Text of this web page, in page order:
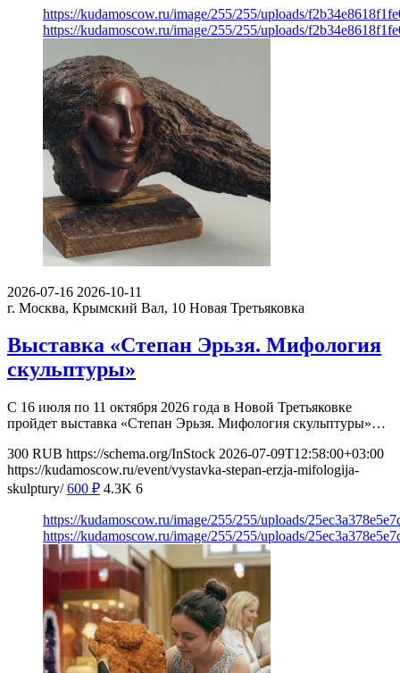
https://kudamoscow.ru/image/255/255/uploads/
https://kudamoscow.ru/image/255/255/uploads/
2026-07-16 2026-10-11
г. Москва, Крымский Вал, 10 Новая Третьяковка
Выставка «Степан Эрьзя. Мифология
скульптуры»
С 16 июля по 11 октября 2026 года в Новой Третьяковке
пройдет выставка «Степан Эрьзя. Мифология скульптуры»…
300 RUB https://schema.org/InStock 2026-07-09T12:58:00+03:00
https://kudamoscow.ru/event/vystavka-stepan-erzja-mifologija-
skulptury/ 600 ₽ 4.3K 6
https://kudamoscow.ru/image/255/255/uploads/
https://kudamoscow.ru/image/255/255/uploads/